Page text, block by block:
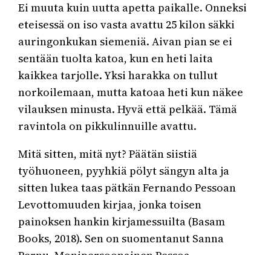
Ei muuta kuin uutta apetta paikalle. Onneksi
eteisessä on iso vasta avattu 25 kilon säkki
auringonkukan siemeniä. Aivan pian se ei
sentään tuolta katoa, kun en heti laita
kaikkea tarjolle. Yksi harakka on tullut
norkoilemaan, mutta katoaa heti kun näkee
vilauksen minusta. Hyvä että pelkää. Tämä
ravintola on pikkulinnuille avattu.
Mitä sitten, mitä nyt? Päätän siistiä
työhuoneen, pyyhkiä pölyt sängyn alta ja
sitten lukea taas pätkän Fernando Pessoan
Levottomuuden kirjaa, jonka toisen
painoksen hankin kirjamessuilta (Basam
Books, 2018). Sen on suomentanut Sanna